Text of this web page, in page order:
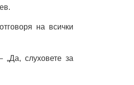
на всички
слуховете за